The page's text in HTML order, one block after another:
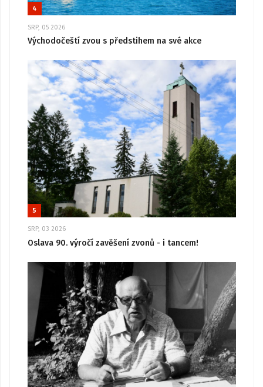
4
SRP, 05 2026
Východočeští zvou s předstihem na své akce
5
SRP, 03 2026
Oslava 90. výročí zavěšení zvonů - i tancem!